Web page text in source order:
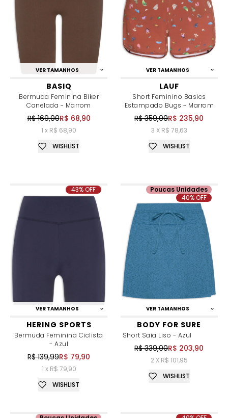
VER TAMANHOS
BASIQ
Bermuda Feminina Biker
Canelada - Marrom
R$ 169,00R$ 68,90
1 x R$ 68,90
WISHLIST
VER TAMANHOS
LAUF
Short Feminino Basics
Estampado Bugs - Marrom
R$ 359,00R$ 235,90
3 X R$ 78,63
WISHLIST
VER TAMANHOS
HERING SPORTS
Bermuda Feminina Ciclista
- Azul
R$ 139,99R$ 79,90
1 x R$ 79,90
43% OFF
WISHLIST
VER TAMANHOS
BODY FOR SURE
Short Saia Liso - Azul
R$ 339,00R$ 203,90
2 X R$ 101,95
Poucas Unidades
40% OFF
WISHLIST